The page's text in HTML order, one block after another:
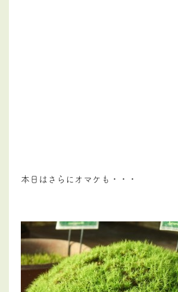
本日はさらにオマケも・・・